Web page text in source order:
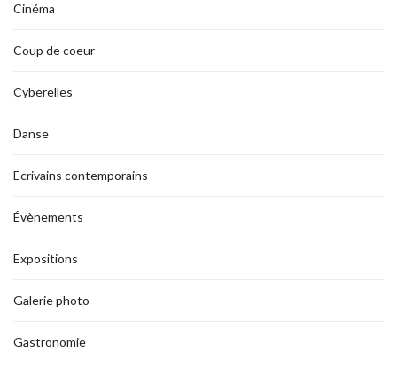
Cinéma
Coup de coeur
Cyberelles
Danse
Ecrivains contemporains
Évènements
Expositions
Galerie photo
Gastronomie